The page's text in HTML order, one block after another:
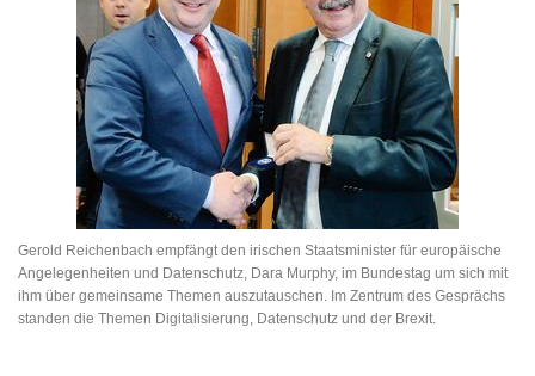
Gerold Reichenbach empfängt den irischen Staatsminister für europäische
Angelegenheiten und Datenschutz, Dara Murphy, im Bundestag um sich mit
ihm über gemeinsame Themen auszutauschen. Im Zentrum des Gesprächs
standen die Themen Digitalisierung, Datenschutz und der Brexit.